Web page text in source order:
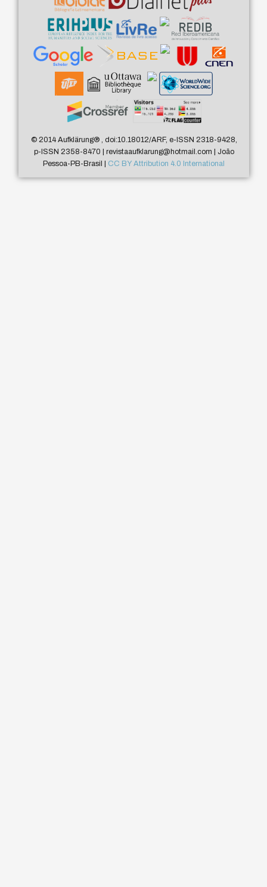
© 2014 Aufklärung®, doi:10.18012/ARF, e-ISSN 2318-9428,
p-ISSN 2358-8470 | revistaaufklarung@hotmail.com | João
Pessoa-PB-Brasil | CC BY Attribution 4.0 International